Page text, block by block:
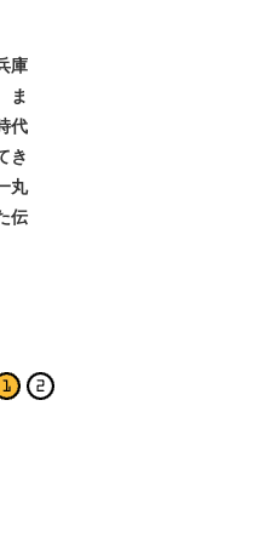
庫
ま
代
き
丸
伝